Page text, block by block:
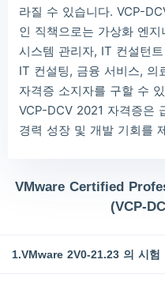
라질 수 있습니다. VCP-
인 직책으로는 가상화 엔
시스템 관리자, IT 컨설턴
IT 컨설팅, 금융 서비스, 의
자격증 소지자를 구할 수
VCP-DCV 2021 자격증은
경력 성장 및 개발 기회를
VMware Certified
(VCP-
1.VMware 2V0-21.23 의 시험